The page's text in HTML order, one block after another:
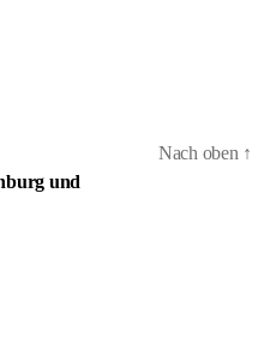
und
Nach oben ↑